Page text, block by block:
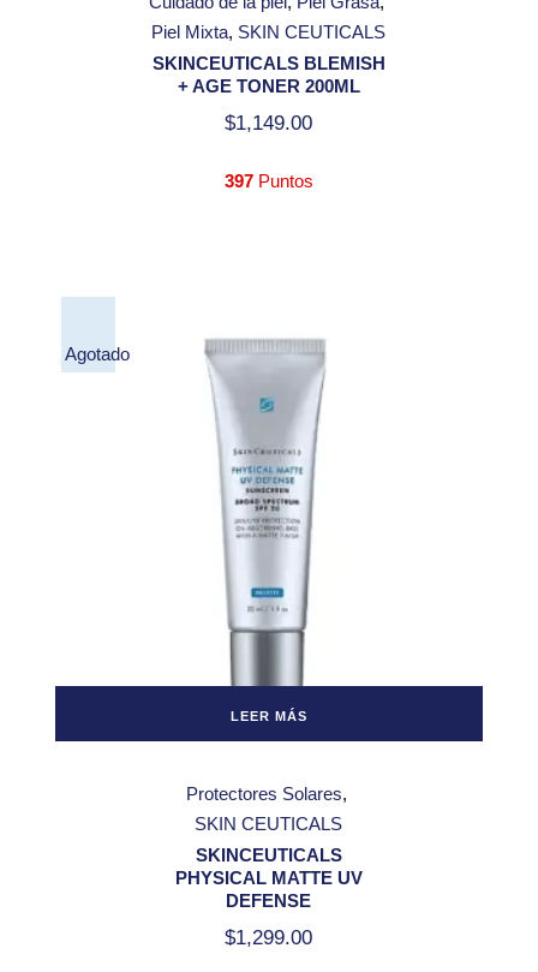
Piel Mixta SKIN CEUTICALS
SKINCEUTICALS BLEMISH
+ AGE TONER 200ML
$1,149.00
397Puntos
Agotado
LEER MÁS
Protectores Solares
SKIN CEUTICALS
SKINCEUTICALS
PHYSICAL MATTE UV
DEFENSE
$1,299.00